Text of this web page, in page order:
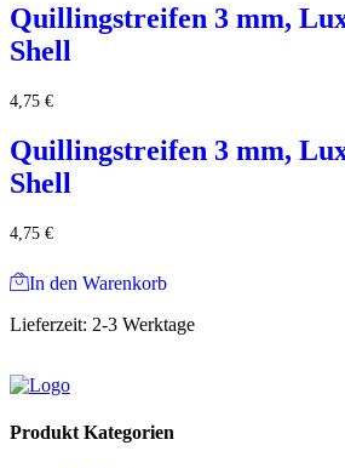
Quillingstreifen 3 mm,
Shell
4,75 €
Quillingstreifen 3 mm,
Shell
4,75 €
In den Warenkorb
Lieferzeit: 2-3 Werktage
Produkt Kategorien